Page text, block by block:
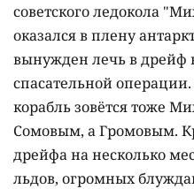
советского ледокола
оказался в плену
вынужден лечь в дрейф
спасательной
корабль зовётся тоже
Сомовым, а Громовым.
дрейфа на несколько
льдов, огромных